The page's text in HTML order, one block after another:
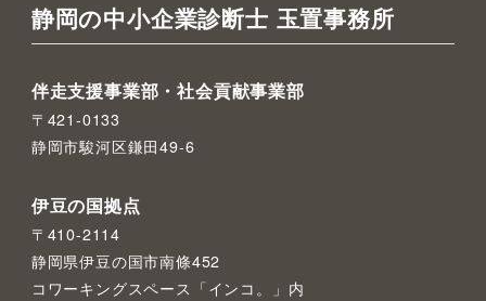
静岡の中小企業診断士 玉置事務所
伴走支援事業部・社会貢献事業部
〒421-0133
静岡市駿河区鎌田49-6
伊豆の国拠点
〒410-2114
静岡県伊豆の国市南條452
コワーキングスペース「インコ。」内